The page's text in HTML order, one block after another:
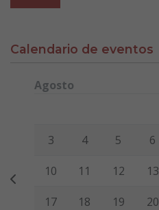
Calendario de eventos
Agosto
3 4 5 6
10 11 12 13
17 18 19 20